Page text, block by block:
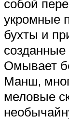
собой
укромные
бухты и
Омывает
Манш,
меловые